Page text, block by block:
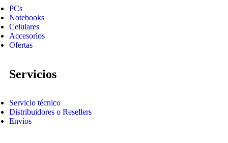
PCs
Notebooks
Celulares
Accesorios
Ofertas
Servicios
Servicio técnico
Distribuidores o Resellers
Envíos